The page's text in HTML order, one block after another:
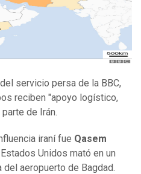
servicio persa de la BBC,
reciben "apoyo logístico,
de Irán.
iraní fue Qasem
Unidos mató en un
del aeropuerto de Bagdad.